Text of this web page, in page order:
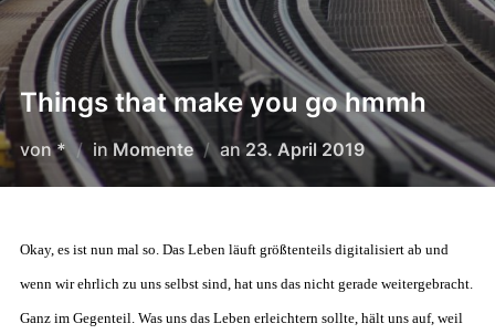
Things that make you go hmmh
von* in Momente anVeröffentlicht
am
23. April 2019
Okay, es ist nun mal so. Das Leben läuft größtenteils digitalisiert ab und
wenn wir ehrlich zu uns selbst sind, hat uns das nicht gerade weitergebracht.
Ganz im Gegenteil. Was uns das Leben erleichtern sollte, hält uns auf, weil